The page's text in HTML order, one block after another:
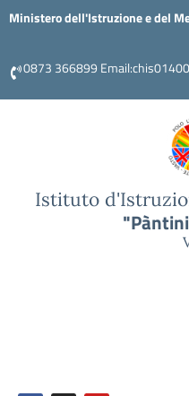
Ministero dell'Istruzione e del
0873 366899
Istituto